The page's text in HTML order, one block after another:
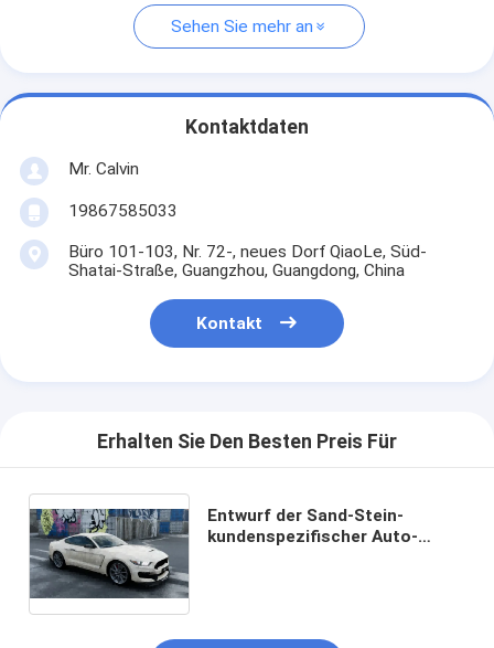
Sehen Sie mehr an
Kontaktdaten
Mr. Calvin
19867585033
Büro 101-103, Nr. 72-, neues Dorf QiaoLe, Süd-
Shatai-Straße, Guangzhou, Guangdong, China
Kontakt
Erhalten Sie Den Besten Preis Für
Entwurf der Sand-Stein-
kundenspezifischer Auto-